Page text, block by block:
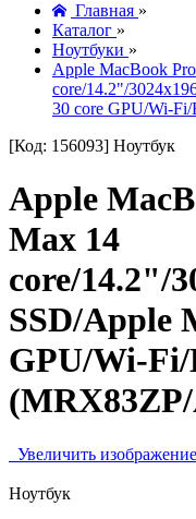
Главная »
Каталог »
Ноутбуки »
Apple MacBook
core/14.2"/
30 core GPU/Wi-
[Код: 156093] Ноутбук
Apple
Max 14
core/14.2"/
SSD/Apple
GPU/Wi-Fi/
Увеличить изображение
Ноутбук